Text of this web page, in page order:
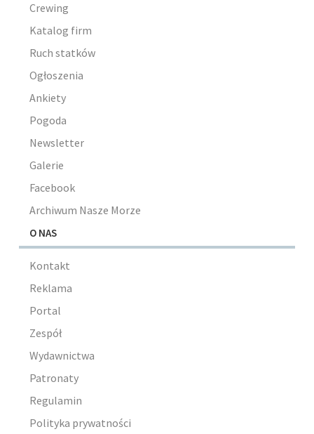
Crewing
Katalog firm
Ruch statków
Ogłoszenia
Ankiety
Pogoda
Newsletter
Galerie
Facebook
Archiwum Nasze Morze
O NAS
Kontakt
Reklama
Portal
Zespół
Wydawnictwa
Patronaty
Regulamin
Polityka prywatności